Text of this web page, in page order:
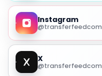
Instagram
@transferfeedcom
X
@transferfeedcom